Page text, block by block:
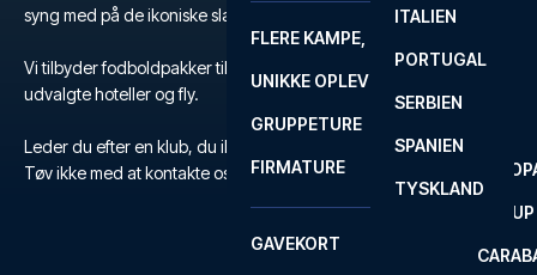
FA CUP
MILANO
ROM
SEVILLA
ITALIEN
PORTUGAL
SERBIEN
SPANIEN
TYSKLAND
FLERE KAMPE, ÉN TUR
UNIKKE OPLEVELSER
GRUPPETURE
FIRMATURE
GAVEKORT
syng med på de ikoniske slagsange, der runger gennem stadion.
Vi tilbyder fodboldpakker til Premier League med billetter,
udvalgte hoteller og fly.
Leder du efter en klub, du ikke kan finde?
Tøv ikke med at kontakte os
hereller på+45 72 10 83 03